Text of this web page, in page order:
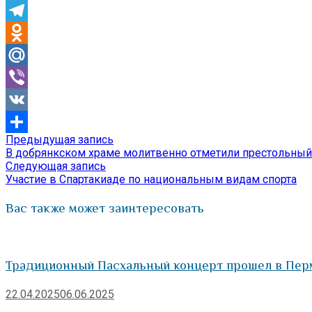
Skype
Telegram
Odnoklassniki
Mail.Ru
Viber
VK
Отправить
Навигация
по
записям
Предыдущая запись
запись:
В добрянкском храме молитвенно отметили
Следующая запись
запись:
Участие в Спартакиаде по национальным видам спорта
Вас также может заинтересовать
Традиционный Пасхальный концерт прошел в
22.04.202506.06.2025